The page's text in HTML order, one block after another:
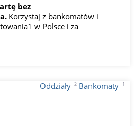
bez
Korzystaj z bankomatów i
w Polsce i za
Oddziały 2 Bankomaty 1